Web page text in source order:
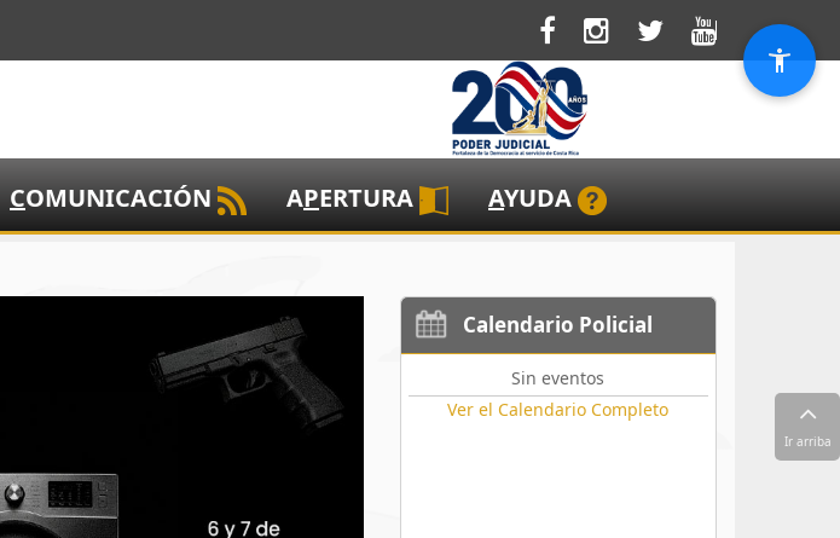
COMUNICACIÓN APERTURA AYUDA
Calendario Policial
Sin eventos
Ver el Calendario Completo
Ir arriba